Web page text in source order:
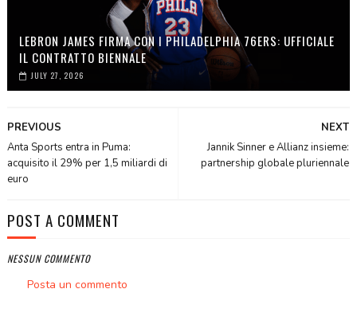
LEBRON JAMES FIRMA CON I PHILADELPHIA 76ERS: UFFICIALE
IL CONTRATTO BIENNALE
JULY 27, 2026
NEXT
Jannik Sinner e Allianz insieme:
partnership globale pluriennale
PREVIOUS
Anta Sports entra in Puma:
acquisito il 29% per 1,5 miliardi di
euro
POST A COMMENT
NESSUN COMMENTO
Posta un commento